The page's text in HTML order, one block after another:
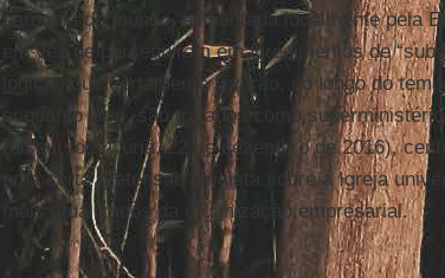
paróquia do mundo, alimentada localmente pela
em vez de perseguirem emagrecimentos de
lógicas que certamente levarão, ao longo do
enquanto isso, são tratados como
(discurso à Cúria, 22 de dezembro de 2016),
uma certa pretensão dirigista sobre a Igreja
mais atualizados da organização empresarial.